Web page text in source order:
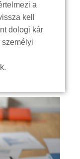
a
kell
dologi kár
személyi